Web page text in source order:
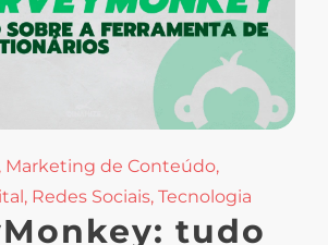
, Marketing de Conteúdo,
, Redes Sociais, Tecnologia
tudo